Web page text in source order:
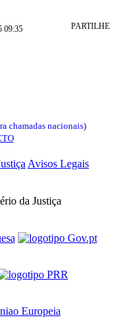
09:35 PARTILHE
chamadas nacionais)
Avisos Legais
da Justiça